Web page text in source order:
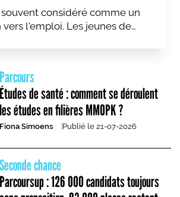
considéré comme un
l'emploi. Les jeunes de
Parcours
Études de santé : comment se déroulent
les études en filières MMOPK ?
Fiona Simoens Publié le 21-07-2026
Seconde chance
Parcoursup : 126 000 candidats toujours